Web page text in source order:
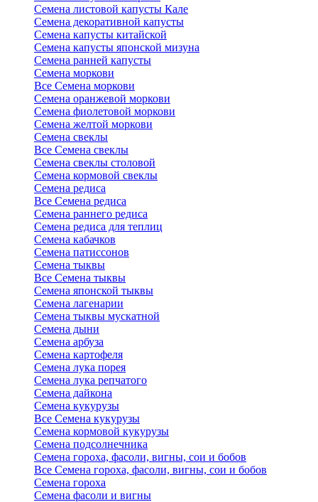
Семена листовой капусты Кале
Семена декоративной капусты
Семена капусты китайской
Семена капусты японской мизуна
Семена ранней капусты
Семена моркови
Все Семена моркови
Семена оранжевой моркови
Семена фиолетовой моркови
Семена желтой моркови
Семена свеклы
Все Семена свеклы
Семена свеклы столовой
Семена кормовой свеклы
Семена редиса
Все Семена редиса
Семена раннего редиса
Семена редиса для теплиц
Семена кабачков
Семена патиссонов
Семена тыквы
Все Семена тыквы
Семена японской тыквы
Семена лагенарии
Семена тыквы мускатной
Семена дыни
Семена арбуза
Семена картофеля
Семена лука порея
Семена лука репчатого
Семена дайкона
Семена кукурузы
Все Семена кукурузы
Семена кормовой кукурузы
Семена подсолнечника
Семена гороха, фасоли, вигны, сои и бобов
Все Семена гороха, фасоли, вигны, сои и бобов
Семена гороха
Семена фасоли и вигны